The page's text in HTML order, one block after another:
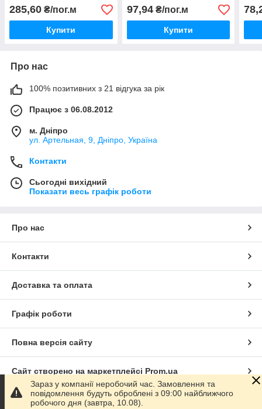
285,60 ₴/пог.м
Купити
97,94₴/пог.м
Купити
Про нас
100% позитивних з 21 відгука за рік
Працює з 06.08.2012
м. Дніпро
ул. Артельная, 9, Дніпро, Україна
Контакти
Сьогодні вихідний
Показати весь графік роботи
Про нас
Контакти
Доставка та оплата
Графік роботи
Повна версія сайту
Сайт створено на маркетплейсі Prom.ua
Політика конфіденційності
Зараз у компанії неробочий час. Замовлення та
повідомлення будуть оброблені з 09:00 найближчого
робочого дня (завтра, 10.08).